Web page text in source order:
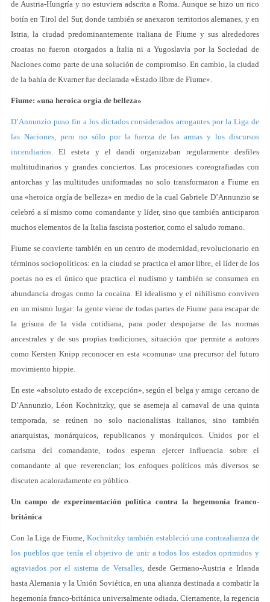
de Austria-Hungría y no estuviera adscrita a Roma. Aunque se hizo un rico
botín en Tirol del Sur, donde también se anexaron territorios alemanes, y en
Istria, la ciudad predominantemente italiana de Fiume y sus alrededores
croatas no fueron otorgados a Italia ni a Yugoslavia por la Sociedad de
Naciones como parte de una solución de compromiso. En cambio, la ciudad
de la bahía de Kvarner fue declarada «Estado libre de Fiume».
Fiume: «una heroica orgía de belleza»
D’Annunzio puso fin a los dictados considerados arrogantes por la Liga de
las Naciones, pero no sólo por la fuerza de las armas y los discursos
incendiarios. El esteta y el dandi organizaban regularmente desfiles
multitudinarios y grandes conciertos. Las procesiones coreografiadas con
antorchas y las multitudes uniformadas no solo transformaron a Fiume en
una «heroica orgía de belleza» en medio de la cual Gabriele D’Annunzio se
celebró a sí mismo como comandante y líder, sino que también anticiparon
muchos elementos de la Italia fascista posterior, como el saludo romano.
Fiume se convierte también en un centro de modernidad, revolucionario en
términos sociopolíticos: en la ciudad se practica el amor libre, el líder de los
poetas no es el único que practica el nudismo y también se consumen en
abundancia drogas como la cocaína. El idealismo y el nihilismo conviven
en un mismo lugar: la gente viene de todas partes de Fiume para escapar de
la grisura de la vida cotidiana, para poder despojarse de las normas
ancestrales y de sus propias tradiciones, situación que permite a autores
como Kersten Knipp reconocer en esta «comuna» una precursor del futuro
movimiento hippie.
En este «absoluto estado de excepción», según el belga y amigo cercano de
D’Annunzio, Léon Kochnitzky, que se asemeja al carnaval de una quinta
temporada, se reúnen no solo nacionalistas italianos, sino también
anarquistas, monárquicos, republicanos y monárquicos. Unidos por el
carisma del comandante, todos esperan ejercer influencia sobre el
comandante al que reverencian; los enfoques políticos más diversos se
discuten acaloradamente en público.
Un campo de experimentación política contra la hegemonía franco-
británica
Con la Liga de Fiume, Kochnitzky también estableció una contraalianza de
los pueblos que tenía el objetivo de unir a todos los estados oprimidos y
agraviados por el sistema de Versalles, desde Germano-Austria e Irlanda
hasta Alemania y la Unión Soviética, en una alianza destinada a combatir la
hegemonía franco-británica universalmente odiada. Ciertamente, la regencia